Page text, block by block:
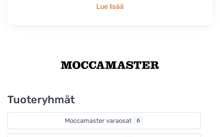
Jokainen Moccamaster valmistetaan edelleen käsityönä
Lue lisää
Tuoteryhmät
Moccamaster varaosat 6